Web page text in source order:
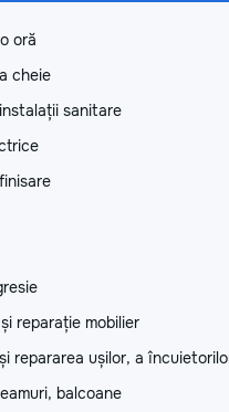
oră
cheie
sanitare
reparație mobilier
repararea ușilor, a
balcoane